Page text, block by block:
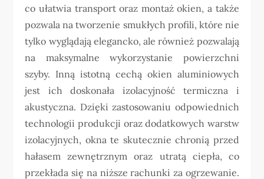
co ułatwia transport oraz montaż okien, a także
pozwala na tworzenie smukłych profili, które nie
tylko wyglądają elegancko, ale również pozwalają
na maksymalne wykorzystanie powierzchni
szyby. Inną istotną cechą okien aluminiowych
jest ich doskonała izolacyjność termiczna i
akustyczna. Dzięki zastosowaniu odpowiednich
technologii produkcji oraz dodatkowych warstw
izolacyjnych, okna te skutecznie chronią przed
hałasem zewnętrznym oraz utratą ciepła, co
przekłada się na niższe rachunki za ogrzewanie.